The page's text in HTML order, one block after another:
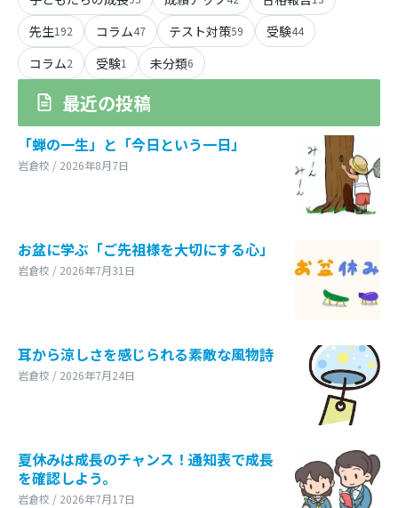
先生192 コラム47 テスト対策59 受験44
コラム2 受験1 未分類6
最近の投稿
「蝉の一生」と「今日という一日」
岩倉校 / 2026年8月7日
お盆に学ぶ「ご先祖様を大切にする心」
岩倉校 / 2026年7月31日
耳から涼しさを感じられる素敵な風物詩
岩倉校 / 2026年7月24日
夏休みは成長のチャンス！通知表で成長
を確認しよう。
岩倉校 / 2026年7月17日